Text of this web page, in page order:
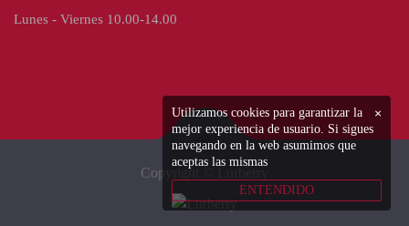
Lunes - Viernes 10.00-14.00
Copyright © Lurberry
×
Utilizamos cookies para garantizar la
mejor experiencia de usuario. Si sigues
navegando en la web asumimos que
aceptas las mismas
ENTENDIDO